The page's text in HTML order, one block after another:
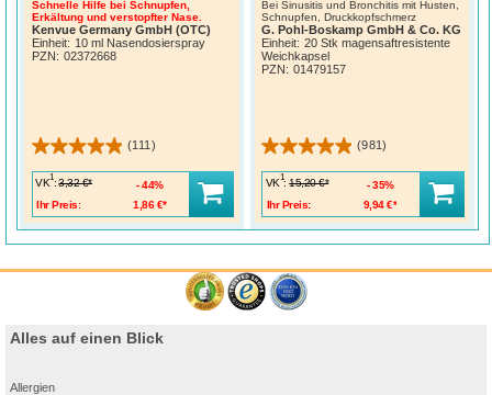
Schnelle Hilfe bei Schnupfen,
Erkältung und verstopfter Nase.
Kenvue Germany GmbH (OTC)
Einheit: 10 ml Nasendosierspray
PZN : 02372668
(111)
VK
1
: 3,32 €*
Ihr Preis:
1,86 €*
44%
Bei Sinusitis und Bronchitis mit Husten,
Schnupfen, Druckkopfschmerz
G. Pohl-Boskamp GmbH & Co. KG
Einheit: 20 Stk magensaftresistente
Weichkapsel
PZN : 01479157
(981)
VK
1
: 15,20 €*
Ihr Preis:
9,94 €*
35%
Alles auf einen Blick
Allergien